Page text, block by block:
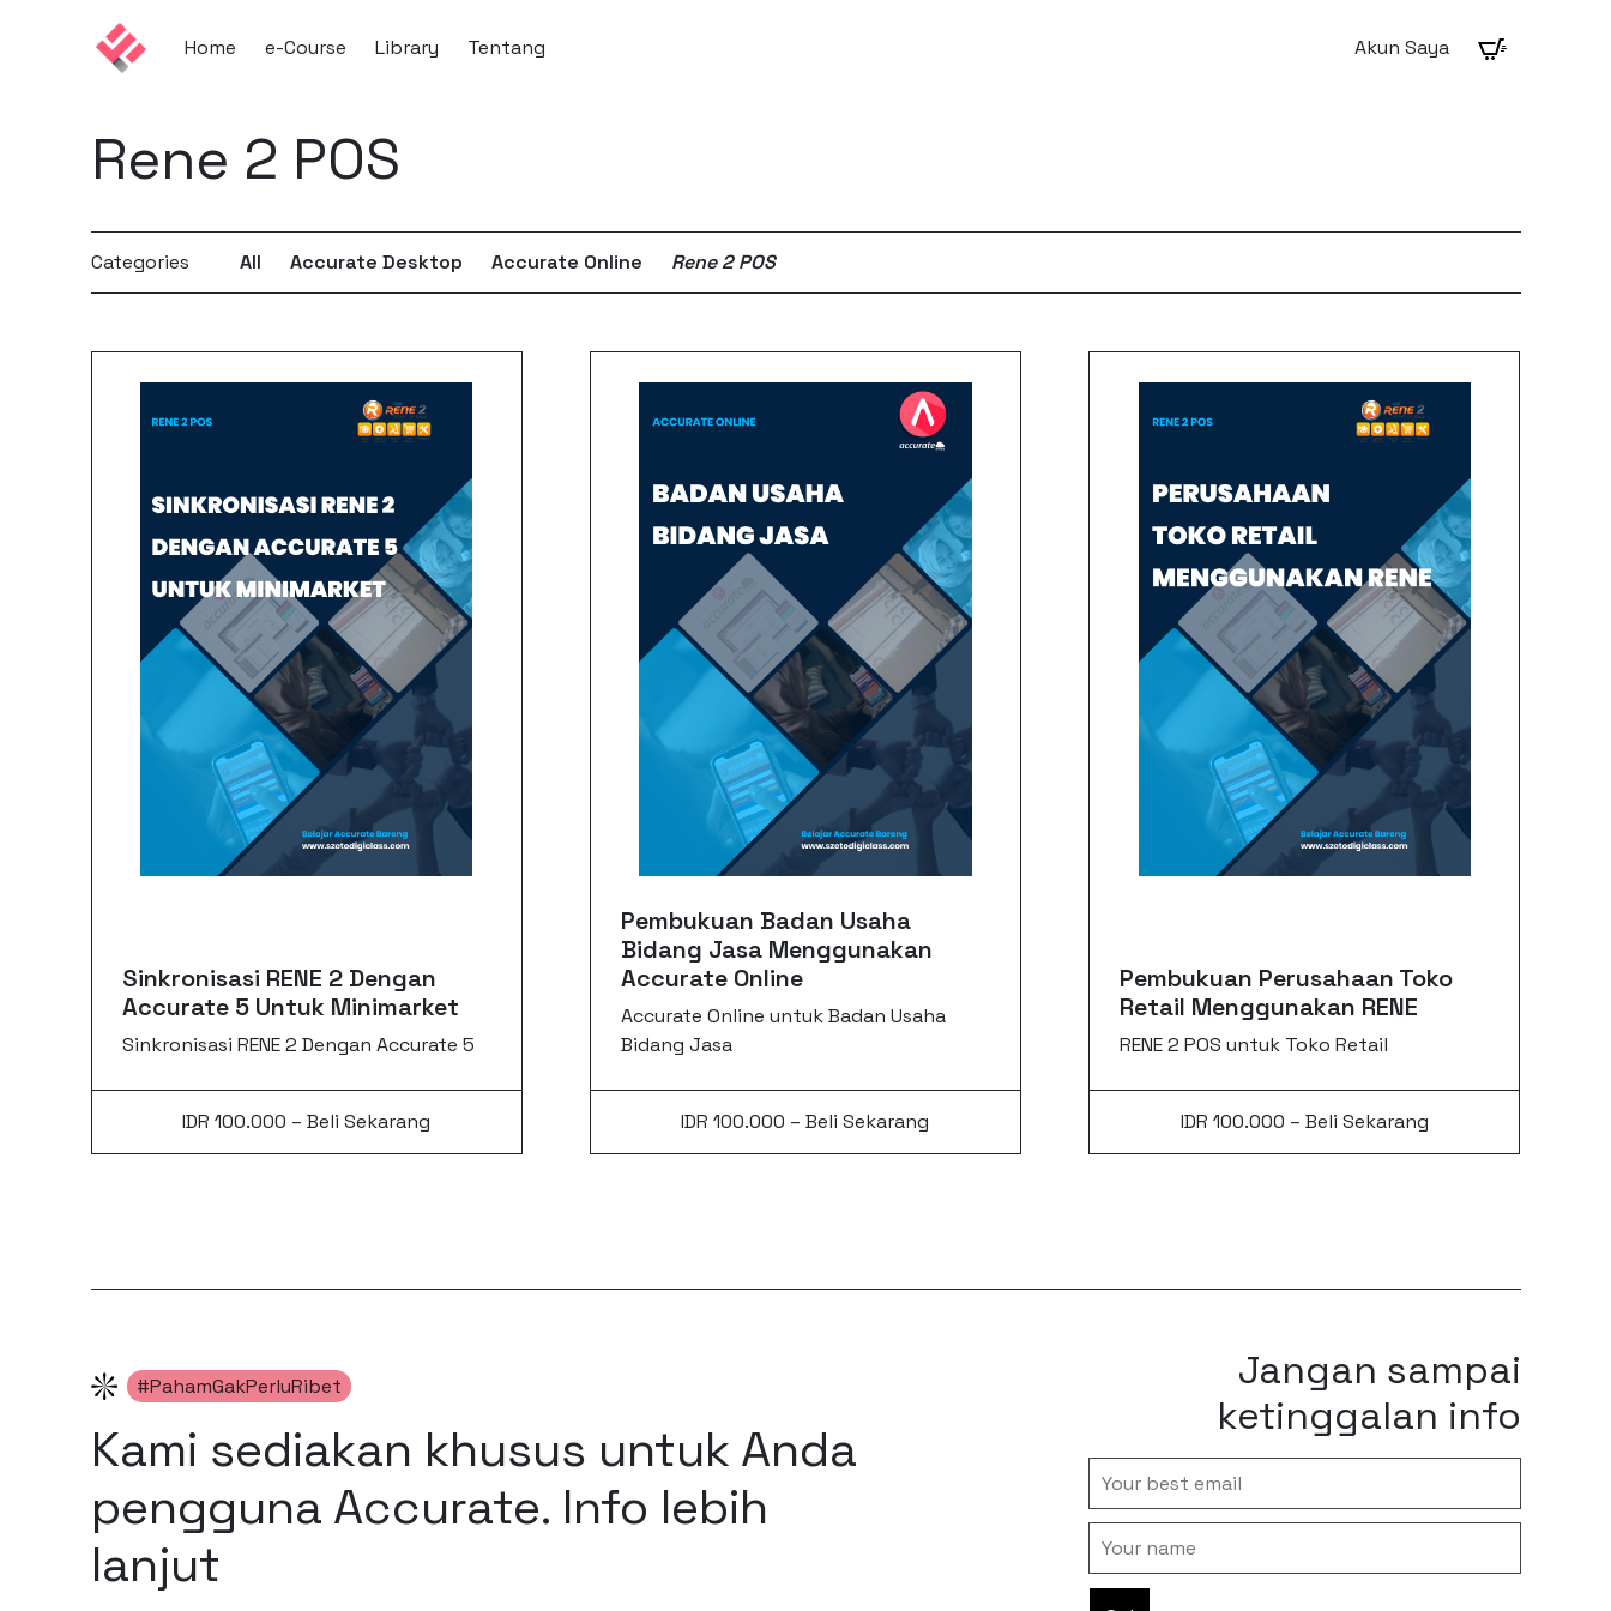
Home e-Course Library Tentang Akun Saya
Rene 2 POS
Categories All Accurate Desktop Accurate Online Rene 2 POS
Sinkronisasi RENE 2 Dengan
Accurate 5 Untuk Minimarket
Sinkronisasi RENE 2 Dengan Accurate 5
IDR 100.000 – Beli Sekarang
Pembukuan Badan Usaha
Bidang Jasa Menggunakan
Accurate Online
Accurate Online untuk Badan Usaha
Bidang Jasa
IDR 100.000 – Beli Sekarang
Pembukuan Perusahaan Toko
Retail Menggunakan RENE
RENE 2 POS untuk Toko Retail
IDR 100.000 – Beli Sekarang
#PahamGakPerluRibet
Kami sediakan khusus untuk Anda
pengguna Accurate. Info lebih
lanjut
Jangan sampai
ketinggalan info